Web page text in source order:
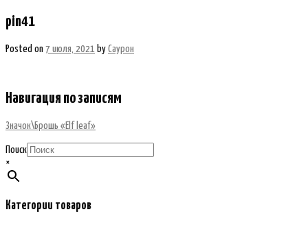
pin41
Posted on 7 июля, 2021 by Саурон
Навигация по записям
Значок\Брошь «Elf leaf»
Поиск
×
Категории товаров